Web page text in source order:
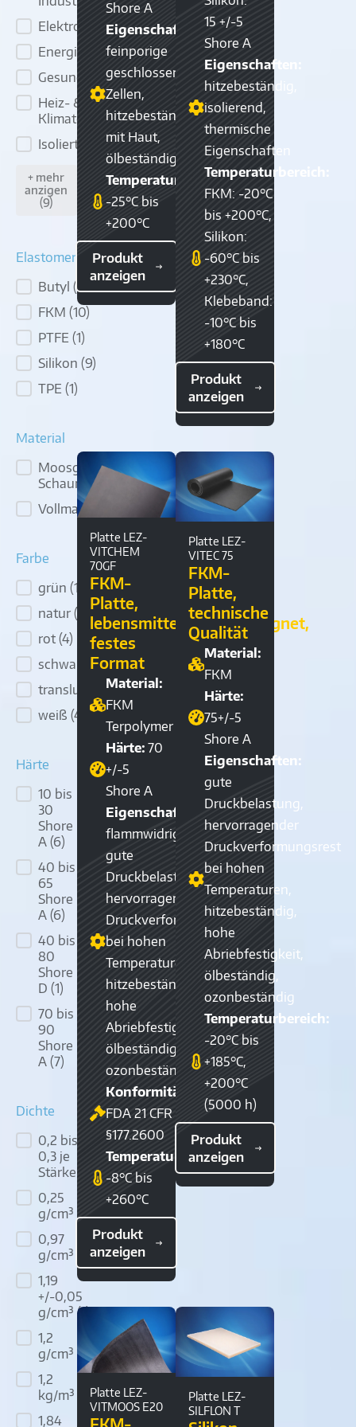
Elektrotechnik(9)
Energiewirtschaft(16)
Gesundheitswirtschaft
Heiz- &
Klimatechnik(16)
Isoliertechnik(18)
+ mehr
anzigen
(9)
Elastomerbasis
Elastomerbasis
Butyl (1)
FKM (10)
PTFE (1)
Silikon (9)
TPE (1)
Material
Material
Moosgummi/
Schaum(6)
Vollmaterial
Farbe
Farbegrün (1)
natur (1)
rot (4)
schwarz
(9)
transluzent(2)
weiß (4)
Härte
Härte10 bis
30
Shore
A (6)
40 bis
65
Shore
A (6)
40 bis
80
Shore
D (1)
70 bis
90
Shore
A (7)
Dichte
Dichte0,2 bis
0,3 je
Stärke
0,25
g/cm³ (2)
0,97
g/cm³
1,19
+/-0,05
g/cm³ (1)
1,2
g/cm³ (1)
1,2
kg/m³
1,84
Shore A
Eigenschaften:
feinporige
geschlossene
Zellen,
hitzebeständig,
mit Haut,
ölbeständig
Temperaturbereich:
-25°C bis
+200°C
Produkt
anzeigen
15 +/-5
Shore A
Eigenschaften:
hitzebeständig,
isolierend,
thermische
Eigenschaften
Temperaturbereich:
FKM: -20°C
bis +200°C,
Silikon:
-60°C bis
+230°C,
Klebeband:
-10°C bis
+180°C
Produkt
anzeigen
Platte LEZ-
VITCHEM
70GF
FKM-
Platte,
lebensmittelkontaktgeeignet,
festes
Format
Material:
FKM
Terpolymer
Härte: 70
+/-5
Shore A
Eigenschaften:
flammwidrig,
gute
Druckbelastung,
hervorragender
Druckverformungsrest
bei hohen
Temperaturen,
hitzebeständig,
hohe
Abriebfestigkeit,
ölbeständig,
ozonbeständig
Konformität:
FDA 21 CFR
§177.2600
Temperaturbereich:
-8°C bis
+260°C
Produkt
anzeigen
Platte LEZ-
VITEC 75
FKM-
Platte,
technische
Qualität
Material:
FKM
Härte:
75+/-5
Shore A
Eigenschaften:
gute
Druckbelastung,
hervorragender
Druckverformungsrest
bei hohen
Temperaturen,
hitzebeständig,
hohe
Abriebfestigkeit,
ölbeständig,
ozonbeständig
Temperaturbereich:
-20°C bis
+185°C,
+200°C
(5000 h)
Produkt
anzeigen
Platte LEZ-
VITMOOS E20
Platte LEZ-
SILFLON T